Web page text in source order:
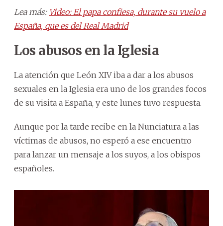
Lea más: Video: El papa confiesa, durante su vuelo a
España, que es del Real Madrid
Los abusos en la Iglesia
La atención que León XIV iba a dar a los abusos
sexuales en la Iglesia era uno de los grandes focos
de su visita a España, y este lunes tuvo respuesta.
Aunque por la tarde recibe en la Nunciatura a las
víctimas de abusos, no esperó a ese encuentro
para lanzar un mensaje a los suyos, a los obispos
españoles.